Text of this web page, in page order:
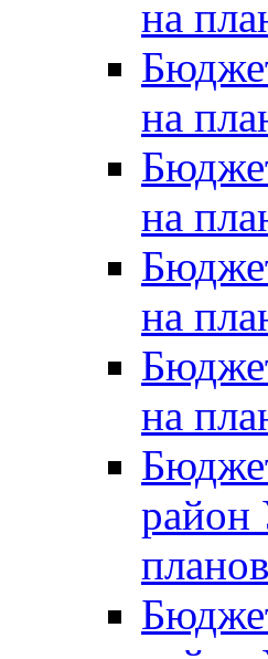
на
на
на
на
на
район